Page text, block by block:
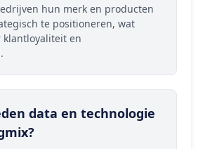
hun merk en producten
te positioneren, wat
klantloyaliteit en
data en technologie